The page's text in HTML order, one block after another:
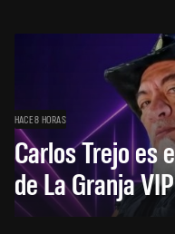
HACE 8 HORAS
Carlos Trejo es
de La Granja